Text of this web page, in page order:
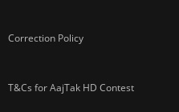
Correction Policy
T&Cs for AajTak HD Contest